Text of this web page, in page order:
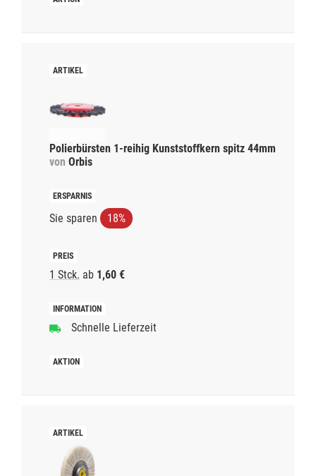
Polierbürsten 1-reihig Kunststoffkern spitz 44mm
von Orbis
Sie sparen 18%
1 Stck. ab 1,60 €
Schnelle Lieferzeit